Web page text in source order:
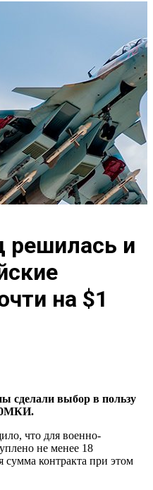
решилась и
на $1
сделали выбор в пользу
что для военно-
не менее 18
контракта при этом